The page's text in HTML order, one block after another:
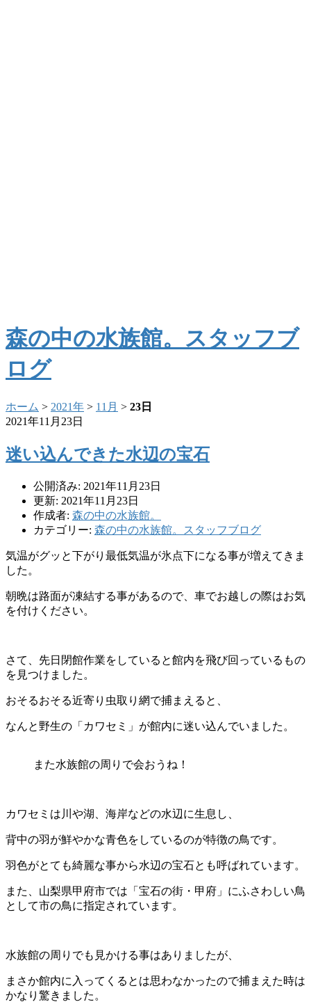
森の中の水族館。スタッフブ
ログ
ホーム > 2021年 > 11月 > 23日
2021年11月23日
迷い込んできた水辺の宝石
公開済み: 2021年11月23日
更新: 2021年11月23日
作成者: 森の中の水族館。
カテゴリー: 森の中の水族館。スタッフブログ
気温がグッと下がり最低気温が氷点下になる事が増えてきま
した。
朝晩は路面が凍結する事があるので、車でお越しの際はお気
を付けください。
さて、先日閉館作業をしていると館内を飛び回っているもの
を見つけました。
おそるおそる近寄り虫取り網で捕まえると、
なんと野生の「カワセミ」が館内に迷い込んでいました。
また水族館の周りで会おうね！
カワセミは川や湖、海岸などの水辺に生息し、
背中の羽が鮮やかな青色をしているのが特徴の鳥です。
羽色がとても綺麗な事から水辺の宝石とも呼ばれています。
また、山梨県甲府市では「宝石の街・甲府」にふさわしい鳥
として市の鳥に指定されています。
水族館の周りでも見かける事はありましたが、
まさか館内に入ってくるとは思わなかったので捕まえた時は
かなり驚きました。